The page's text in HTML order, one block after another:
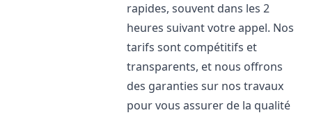
rapides, souvent dans les 2
heures suivant votre appel. Nos
tarifs sont compétitifs et
transparents, et nous offrons
des garanties sur nos travaux
pour vous assurer de la qualité